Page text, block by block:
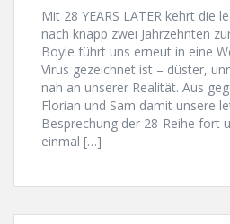
Mit 28 YEARS LATER kehrt die
nach knapp zwei Jahrzehnten
Boyle führt uns erneut in eine
Virus gezeichnet ist – düster,
nah an unserer Realität. Aus
Florian und Sam damit unsere
Besprechung der 28-Reihe fort
einmal […]